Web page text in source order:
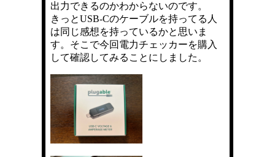
出力できるのかわからないのです。
きっとUSB-Cのケーブルを持ってる人
は同じ感想を持っているかと思いま
す。そこで今回電力チェッカーを購入
して確認してみることにしました。